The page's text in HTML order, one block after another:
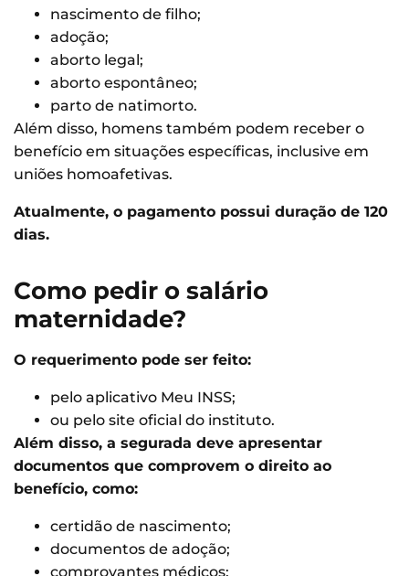
nascimento de filho;
adoção;
aborto legal;
aborto espontâneo;
parto de natimorto.
Além disso, homens também podem receber o
benefício em situações específicas, inclusive em
uniões homoafetivas.
Atualmente, o pagamento possui duração de 120
dias.
Como pedir o salário
maternidade?
O requerimento pode ser feito:
pelo aplicativo Meu INSS;
ou pelo site oficial do instituto.
Além disso, a segurada deve apresentar
documentos que comprovem o direito ao
benefício, como:
certidão de nascimento;
documentos de adoção;
comprovantes médicos;